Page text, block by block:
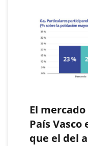
El
País Vasco
que el del